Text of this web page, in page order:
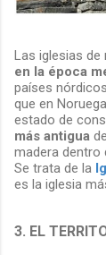
Las iglesias de
en la época
países
que en
estado de
más antigua
madera dentro
Se trata de la
es la iglesia
3. EL